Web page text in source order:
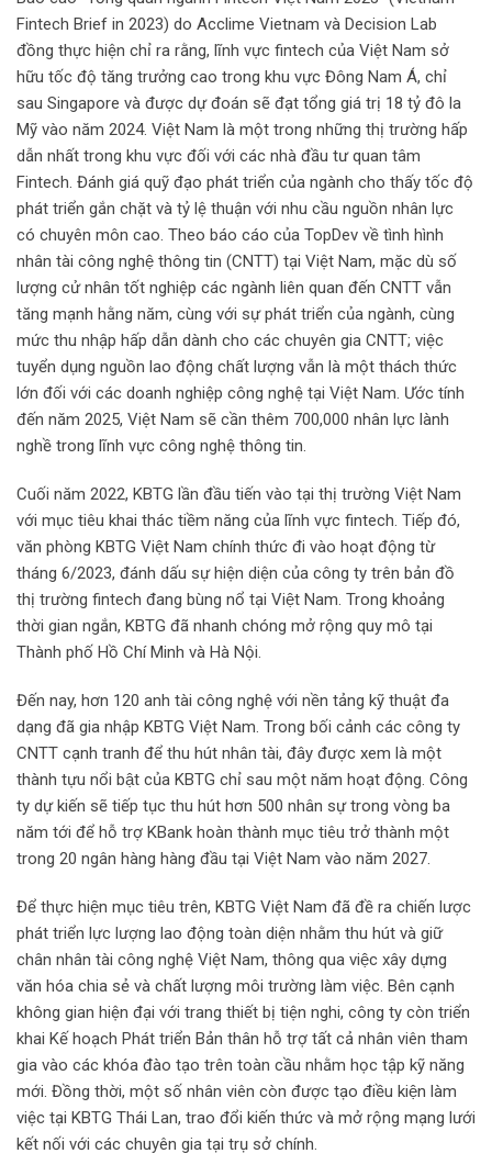
Fintech Brief in 2023) do Acclime Vietnam và Decision Lab
đồng thực hiện chỉ ra rằng, lĩnh vực fintech của Việt Nam sở
hữu tốc độ tăng trưởng cao trong khu vực Đông Nam Á, chỉ
sau Singapore và được dự đoán sẽ đạt tổng giá trị 18 tỷ đô la
Mỹ vào năm 2024. Việt Nam là một trong những thị trường hấp
dẫn nhất trong khu vực đối với các nhà đầu tư quan tâm
Fintech. Đánh giá quỹ đạo phát triển của ngành cho thấy tốc độ
phát triển gắn chặt và tỷ lệ thuận với nhu cầu nguồn nhân lực
có chuyên môn cao. Theo báo cáo của TopDev về tình hình
nhân tài công nghệ thông tin (CNTT) tại Việt Nam, mặc dù số
lượng cử nhân tốt nghiệp các ngành liên quan đến CNTT vẫn
tăng mạnh hằng năm, cùng với sự phát triển của ngành, cùng
mức thu nhập hấp dẫn dành cho các chuyên gia CNTT; việc
tuyển dụng nguồn lao động chất lượng vẫn là một thách thức
lớn đối với các doanh nghiệp công nghệ tại Việt Nam. Ước tính
đến năm 2025, Việt Nam sẽ cần thêm 700,000 nhân lực lành
nghề trong lĩnh vực công nghệ thông tin.
Cuối năm 2022, KBTG lần đầu tiến vào tại thị trường Việt Nam
với mục tiêu khai thác tiềm năng của lĩnh vực fintech. Tiếp đó,
văn phòng KBTG Việt Nam chính thức đi vào hoạt động từ
tháng 6/2023, đánh dấu sự hiện diện của công ty trên bản đồ
thị trường fintech đang bùng nổ tại Việt Nam. Trong khoảng
thời gian ngắn, KBTG đã nhanh chóng mở rộng quy mô tại
Thành phố Hồ Chí Minh và Hà Nội.
Đến nay, hơn 120 anh tài công nghệ với nền tảng kỹ thuật đa
dạng đã gia nhập KBTG Việt Nam. Trong bối cảnh các công ty
CNTT cạnh tranh để thu hút nhân tài, đây được xem là một
thành tựu nổi bật của KBTG chỉ sau một năm hoạt động. Công
ty dự kiến sẽ tiếp tục thu hút hơn 500 nhân sự trong vòng ba
năm tới để hỗ trợ KBank hoàn thành mục tiêu trở thành một
trong 20 ngân hàng hàng đầu tại Việt Nam vào năm 2027.
Để thực hiện mục tiêu trên, KBTG Việt Nam đã đề ra chiến lược
phát triển lực lượng lao động toàn diện nhằm thu hút và giữ
chân nhân tài công nghệ Việt Nam, thông qua việc xây dựng
văn hóa chia sẻ và chất lượng môi trường làm việc. Bên cạnh
không gian hiện đại với trang thiết bị tiện nghi, công ty còn triển
khai Kế hoạch Phát triển Bản thân hỗ trợ tất cả nhân viên tham
gia vào các khóa đào tạo trên toàn cầu nhằm học tập kỹ năng
mới. Đồng thời, một số nhân viên còn được tạo điều kiện làm
việc tại KBTG Thái Lan, trao đổi kiến thức và mở rộng mạng lưới
kết nối với các chuyên gia tại trụ sở chính.